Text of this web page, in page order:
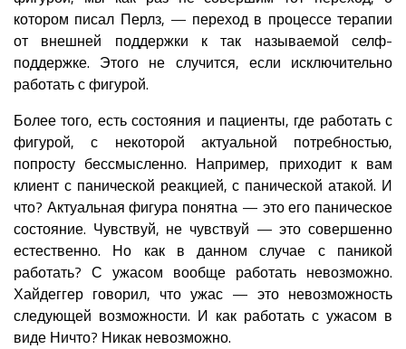
котором писал Перлз, — переход в процессе терапии
от внешней поддержки к так называемой селф-
поддержке. Этого не случится, если исключительно
работать с фигурой.
Более того, есть состояния и пациенты, где работать с
фигурой, с некоторой актуальной потребностью,
попросту бессмысленно. Например, приходит к вам
клиент с панической реакцией, с панической атакой. И
что? Актуальная фигура понятна — это его паническое
состояние. Чувствуй, не чувствуй — это совершенно
естественно. Но как в данном случае с паникой
работать? С ужасом вообще работать невозможно.
Хайдеггер говорил, что ужас — это невозможность
следующей возможности. И как работать с ужасом в
виде Ничто? Никак невозможно.